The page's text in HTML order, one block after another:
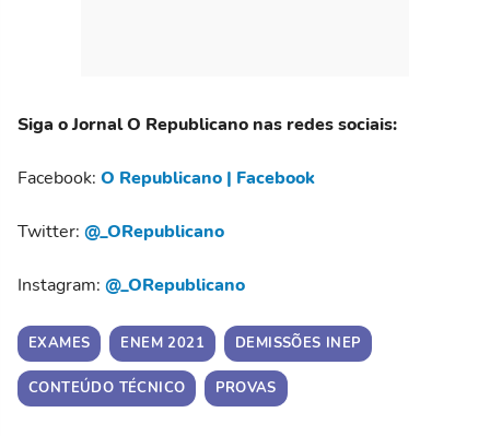
Siga o Jornal O Republicano nas redes sociais:
Facebook: O Republicano | Facebook
Twitter: @_ORepublicano
Instagram: @_ORepublicano
EXAMES ENEM 2021 DEMISSÕES INEP
CONTEÚDO TÉCNICO PROVAS